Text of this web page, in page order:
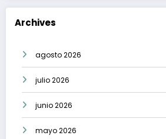
Archives
agosto 2026
julio 2026
junio 2026
mayo 2026